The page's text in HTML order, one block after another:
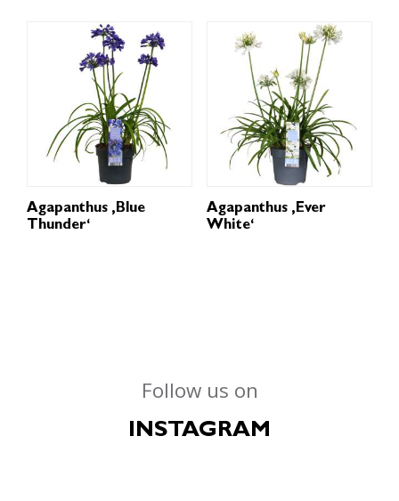
Agapanthus ‚Blue
Thunder‘
Agapanthus ‚Ever
White‘
Follow us on
INSTAGRAM